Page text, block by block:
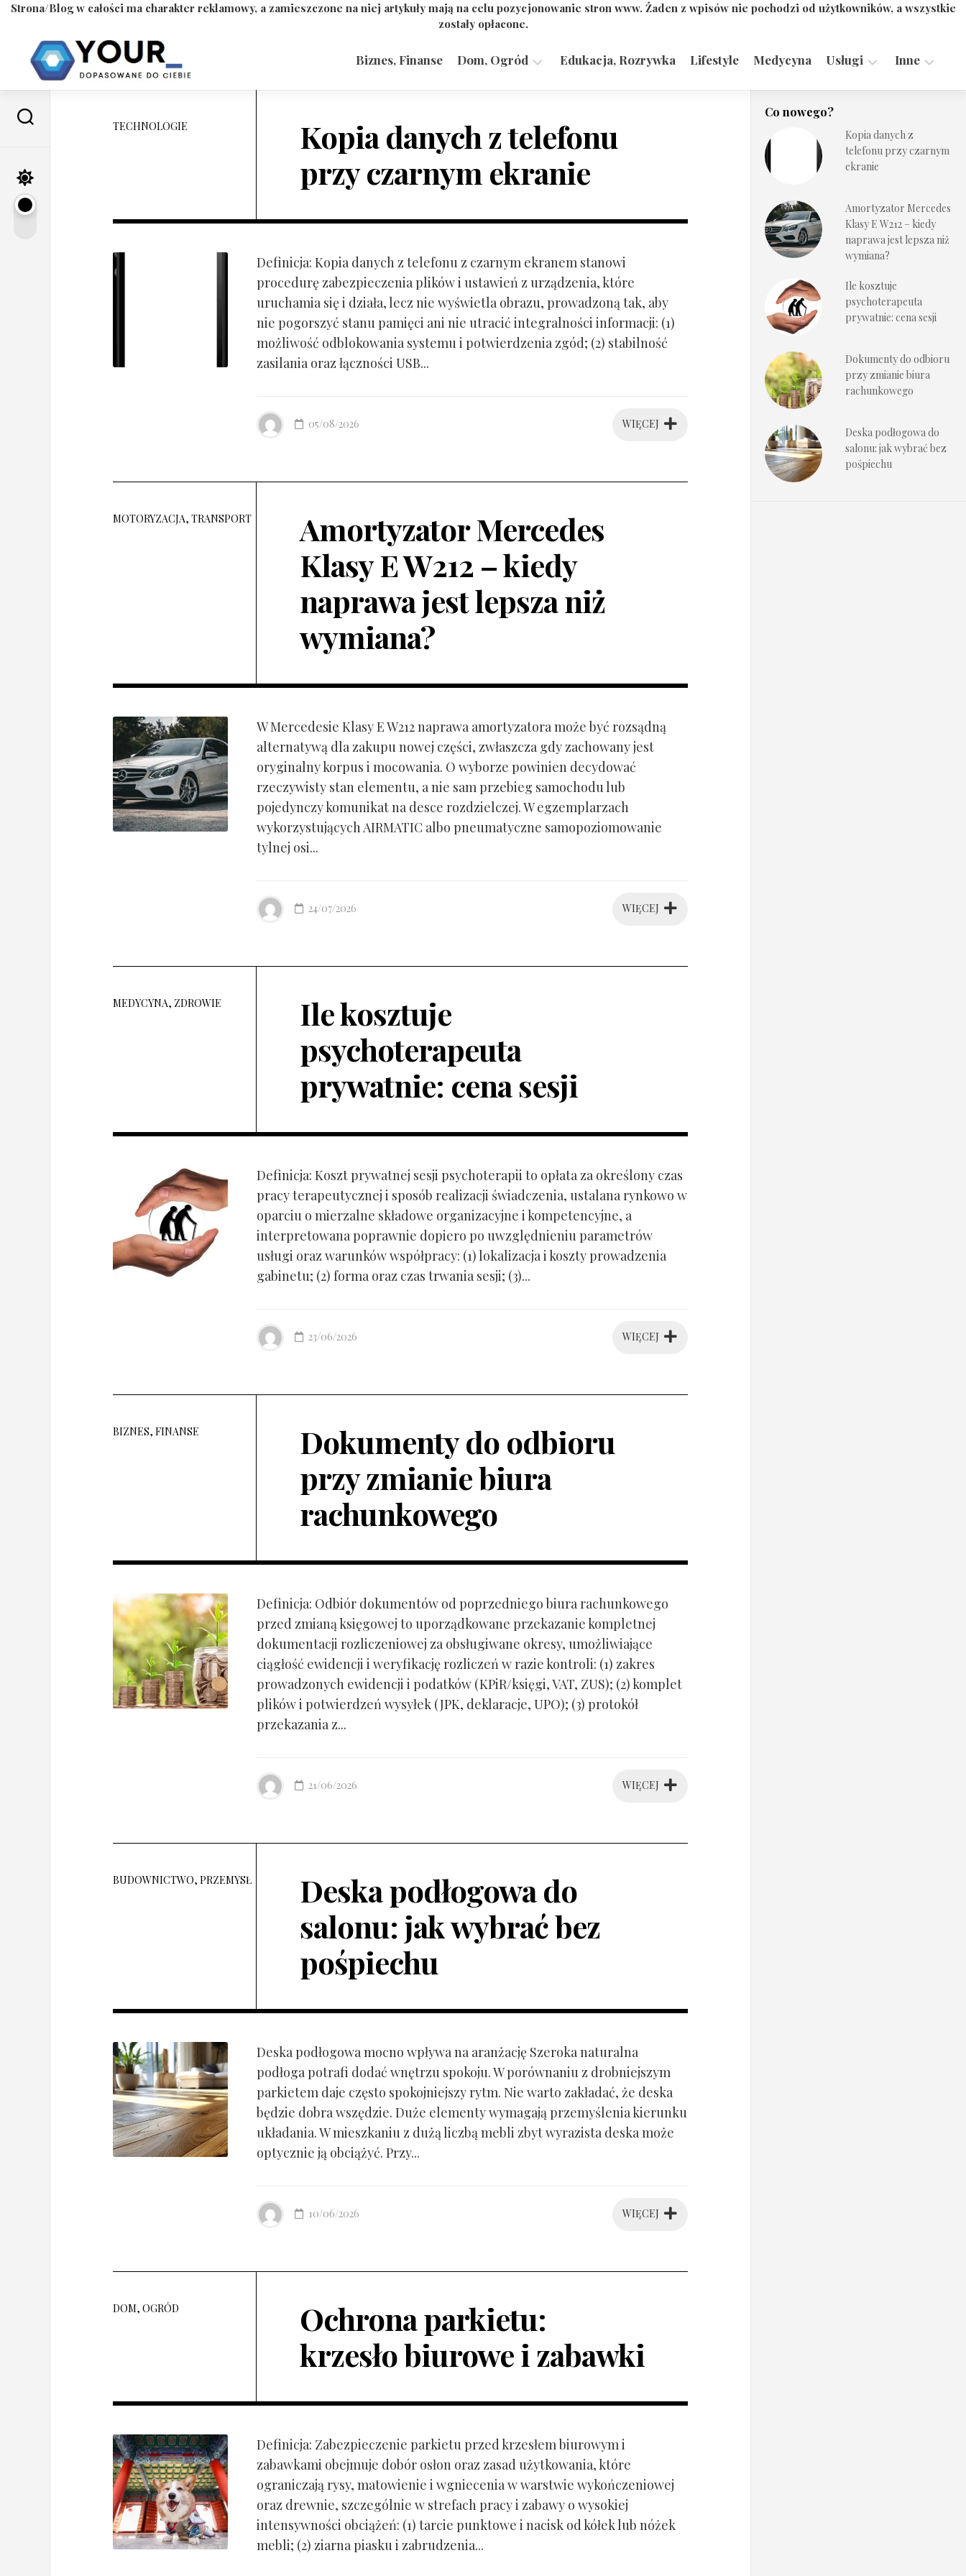
Strona/Blog w całości ma charakter reklamowy, a zamieszczone na niej artykuły mają na celu pozycjonowanie stron www. Żaden z wpisów nie pochodzi od użytkowników, a wszystkie
zostały opłacone.
content
Biznes, Finanse Dom, Ogród Edukacja, Rozrywka Lifestyle Medycyna Usługi
Technologie
Inne
TECHNOLOGIE
Kopia danych z telefonu
przy czarnym ekranie
Definicja: Kopia danych z telefonu z czarnym ekranem stanowi
procedurę zabezpieczenia plików i ustawień z urządzenia, które
uruchamia się i działa, lecz nie wyświetla obrazu, prowadzoną tak, aby
nie pogorszyć stanu pamięci ani nie utracić integralności informacji: (1)
możliwość odblokowania systemu i potwierdzenia zgód; (2) stabilność
zasilania oraz łączności USB...
WIĘCEJ
05/08/2026
MOTORYZACJA, TRANSPORT
Amortyzator Mercedes
Klasy E W212 – kiedy
naprawa jest lepsza niż
wymiana?
W Mercedesie Klasy E W212 naprawa amortyzatora może być rozsądną
alternatywą dla zakupu nowej części, zwłaszcza gdy zachowany jest
oryginalny korpus i mocowania. O wyborze powinien decydować
rzeczywisty stan elementu, a nie sam przebieg samochodu lub
pojedynczy komunikat na desce rozdzielczej. W egzemplarzach
wykorzystujących AIRMATIC albo pneumatyczne samopoziomowanie
tylnej osi...
WIĘCEJ
24/07/2026
MEDYCYNA, ZDROWIE
Ile kosztuje
psychoterapeuta
prywatnie: cena sesji
Definicja: Koszt prywatnej sesji psychoterapii to opłata za określony czas
pracy terapeutycznej i sposób realizacji świadczenia, ustalana rynkowo w
oparciu o mierzalne składowe organizacyjne i kompetencyjne, a
interpretowana poprawnie dopiero po uwzględnieniu parametrów
usługi oraz warunków współpracy: (1) lokalizacja i koszty prowadzenia
gabinetu; (2) forma oraz czas trwania sesji; (3)...
WIĘCEJ
23/06/2026
BIZNES, FINANSE
Dokumenty do odbioru
przy zmianie biura
rachunkowego
Definicja: Odbiór dokumentów od poprzedniego biura rachunkowego
przed zmianą księgowej to uporządkowane przekazanie kompletnej
dokumentacji rozliczeniowej za obsługiwane okresy, umożliwiające
ciągłość ewidencji i weryfikację rozliczeń w razie kontroli: (1) zakres
prowadzonych ewidencji i podatków (KPiR/księgi, VAT, ZUS); (2) komplet
plików i potwierdzeń wysyłek (JPK, deklaracje, UPO); (3) protokół
przekazania z...
WIĘCEJ
21/06/2026
BUDOWNICTWO, PRZEMYSŁ
Deska podłogowa do
salonu: jak wybrać bez
pośpiechu
Deska podłogowa mocno wpływa na aranżację Szeroka naturalna
podłoga potrafi dodać wnętrzu spokoju. W porównaniu z drobniejszym
parkietem daje często spokojniejszy rytm. Nie warto zakładać, że deska
będzie dobra wszędzie. Duże elementy wymagają przemyślenia kierunku
układania. W mieszkaniu z dużą liczbą mebli zbyt wyrazista deska może
optycznie ją obciążyć. Przy...
WIĘCEJ
10/06/2026
DOM, OGRÓD
Ochrona parkietu:
krzesło biurowe i zabawki
Definicja: Zabezpieczenie parkietu przed krzesłem biurowym i
zabawkami obejmuje dobór osłon oraz zasad użytkowania, które
ograniczają rysy, matowienie i wgniecenia w warstwie wykończeniowej
oraz drewnie, szczególnie w strefach pracy i zabawy o wysokiej
intensywności obciążeń: (1) tarcie punktowe i nacisk od kółek lub nóżek
mebli; (2) ziarna piasku i zabrudzenia...
Co nowego?
Kopia danych z
telefonu przy czarnym
ekranie
Amortyzator Mercedes
Klasy E W212 – kiedy
naprawa jest lepsza niż
wymiana?
Ile kosztuje
psychoterapeuta
prywatnie: cena sesji
Dokumenty do odbioru
przy zmianie biura
rachunkowego
Deska podłogowa do
salonu: jak wybrać bez
pośpiechu